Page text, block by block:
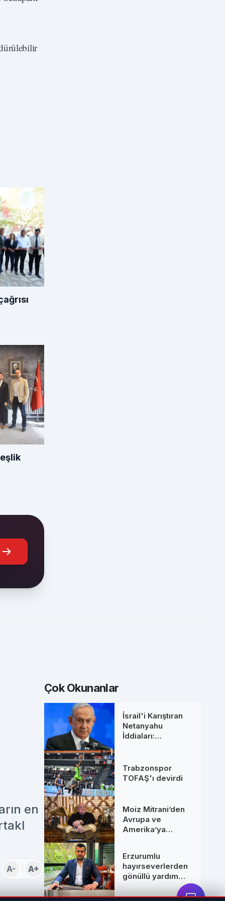
en
A- A+
Çok Okunanlar
İsrail'i Karıştıran
Netanyahu
İddiaları:
Söylentilerine Net
Yanıt
Trabzonspor
TOFAŞ'ı devirdi
Moiz Mitrani’den
Avrupa ve
Amerika’ya
Ortaklarıyla
Zirveye Çıkıyor
Erzurumlu
hayırseverlerden
gönüllü yardım